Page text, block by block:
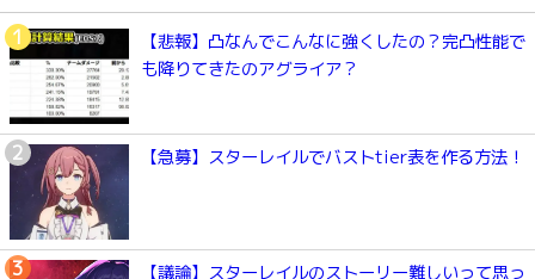
【悲報】凸なんでこんなに強くしたの？完凸性能で
も降りてきたのアグライア？
【急募】スターレイルでバストtier表を作る方法！
【議論】スターレイルのストーリー難しいって思っ